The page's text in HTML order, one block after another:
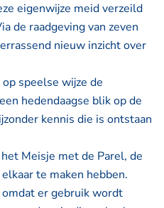
eigenwijze meid verzeild
de raadgeving van zeven
nieuw inzicht over
speelse wijze de
hedendaagse blik op de
kennis die is ontstaan
Meisje met de Parel, de
te maken hebben.
er gebruik wordt